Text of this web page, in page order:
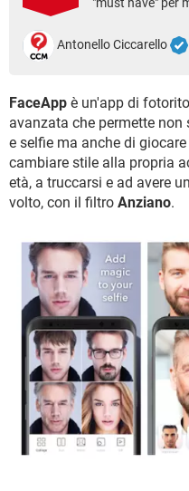
TIKTOK
HARDWARE
Antonello Ciccarello
FaceApp è un'app di
avanzata che permette
e selfie ma anche di
cambiare stile alla propria
età, a truccarsi e ad avere
volto, con il filtro Anziano.